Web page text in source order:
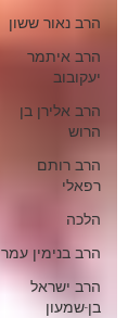
הרב נאור ששון
הרב איתמר
יעקובוב
הרב אלירן בן
הרוש
הרב רותם
רפאלי
הלכה
הרב בנימין עמר
הרב ישראל
בן-שמעון